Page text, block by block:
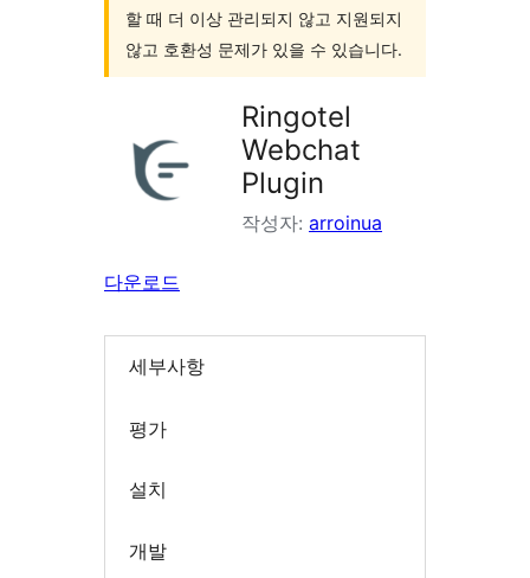
할 때 더 이상 관리되지 않고 지원되지
않고 호환성 문제가 있을 수 있습니다.
Ringotel
Webchat
Plugin
작성자: arroinua
다운로드
세부사항
평가
설치
개발